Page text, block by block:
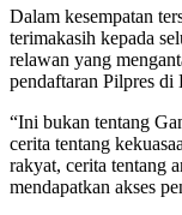
Dalam kesempatan
terimakasih kepada
relawan yang
pendaftaran Pilpres di
“Ini bukan tentang
cerita tentang
rakyat, cerita tentang
mendapatkan akses